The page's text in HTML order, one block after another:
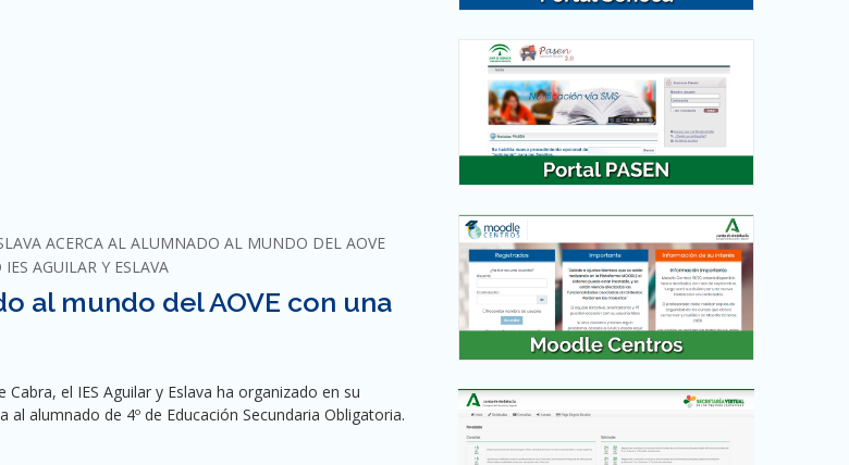
ACERCA AL ALUMNADO AL MUNDO DEL AOVE
AGUILAR Y ESLAVA
al mundo del AOVE con una
el IES Aguilar y Eslava ha organizado en su
al alumnado de 4º de Educación Secundaria Obligatoria.